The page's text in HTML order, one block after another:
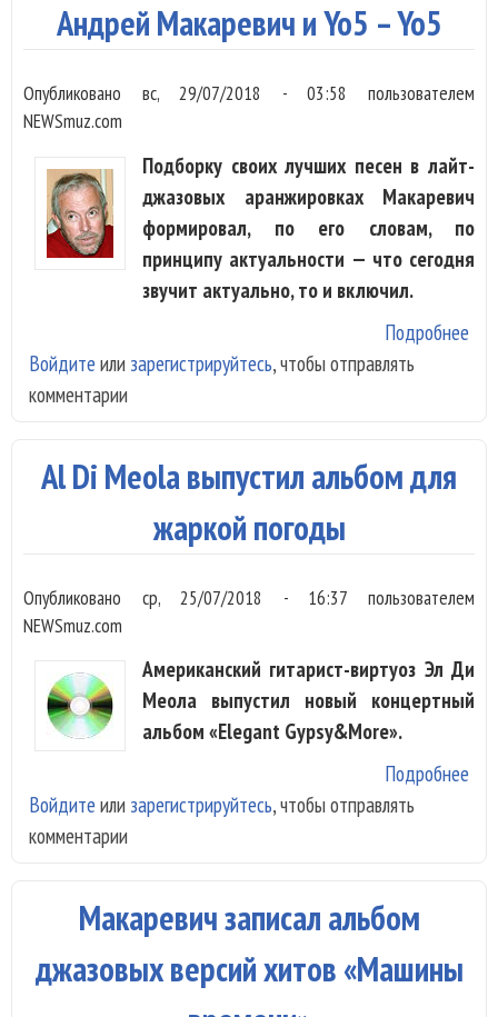
Андрей Макаревич и Yo5 – Yo5
Опубликовано вс, 29/07/2018 - 03:58
пользователем
NEWSmuz.com
Подборку своих лучших песен в лайт-
джазовых аранжировках Макаревич
формировал, по его словам, по
принципу актуальности — что сегодня
звучит актуально, то и включил.
Подробнее
Войдите или зарегистрируйтесь, чтобы отправлять
комментарии
Al Di Meola выпустил альбом для
жаркой погоды
Опубликовано ср, 25/07/2018 - 16:37 пользователем
NEWSmuz.com
Американский гитарист-виртуоз Эл Ди
Меола выпустил новый концертный
альбом «Elegant Gypsy&More».
Подробнее
Войдите или зарегистрируйтесь, чтобы отправлять
комментарии
Макаревич записал альбом
джазовых версий хитов «Машины